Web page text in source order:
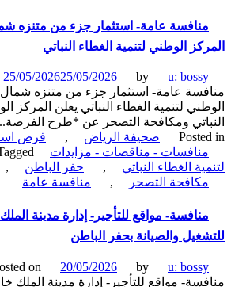
عامة- استثمار جزء من متنزه شمال
الوطني لتنمية الغطاء النباتي
25/05/202625/05/2026 by
u:
عامة- استثمار جزء من متنزه شمال حفر
لتنمية الغطاء النباتي يعلن المركز
ومكافحة التصحر عن *طرح الفرصة...
صحيفة الرياض , فرص
- مناقصات - مزايدات
Tagged
الغطاء النباتي
, حفر الباطن ,
التصحر
, منافسة عامة
مواقع للتأجير- إدارة مدينة الملك
والصيانة بحفر الباطن
Posted on 20/05/2026 by
u:
مواقع للتأجير- إدارة مدينة الملك خالد